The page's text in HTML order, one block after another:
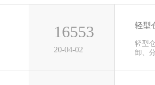
16553
20-04-02
轻型
轻型
卸、